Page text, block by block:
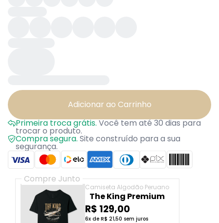
Adicionar ao Carrinho
Primeira troca grátis.Você tem até 30 dias para
trocar o produto.
Compra segura. Site construído para a sua
segurança.
Compre Junto
Camiseta Algodão Peruano
The King Premium
R$ 129,00
6x de R$ 21,50 sem juros